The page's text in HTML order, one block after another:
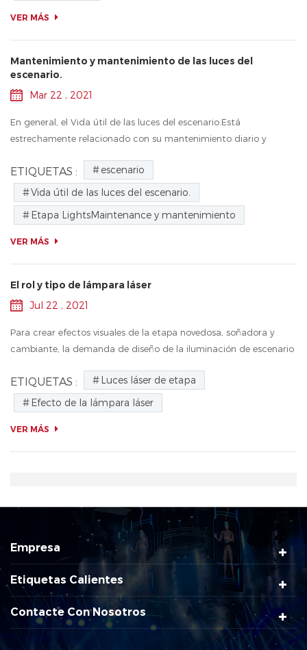
VER MÁS
Mantenimiento y mantenimiento de las luces del
escenario.
Mar 22 , 2021
En general, el Vida útil de las luces del escenario.Está
estrechamente relacionado con su mantenimiento diario y
dominar el mantenimiento ...
ETIQUETAS :
escenario
Vida útil de las luces del escenario.
Etapa LightsMaintenance y mantenimiento
VER MÁS
El rol y tipo de lámpara láser
Jul 22 , 2021
Para crear efectos visuales de la etapa novedosa, soñadora y
cambiante, la demanda de diseño de la iluminación de escenario
iluminación de esc...
ETIQUETAS :
Luces láser de etapa
Efecto de la lámpara láser
VER MÁS
Empresa
Etiquetas Calientes
Contacte Con Nosotros